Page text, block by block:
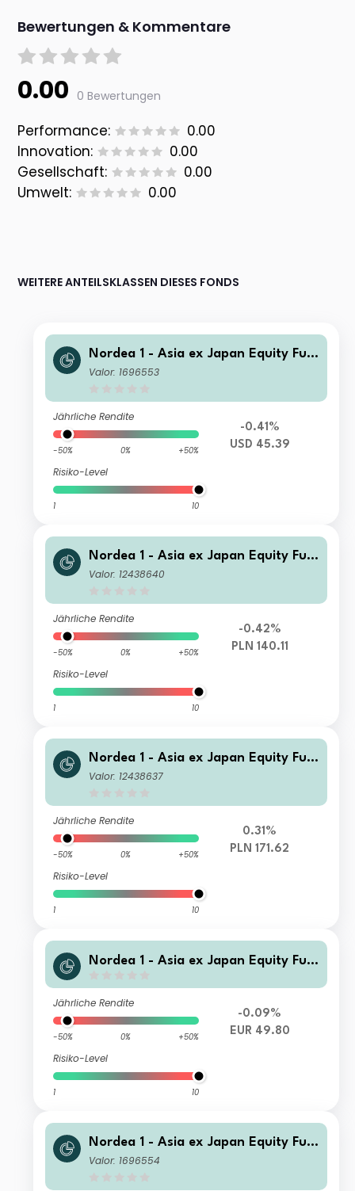
Bewertungen & Kommentare
0.00 0 Bewertungen
Performance:
0.00
Innovation:
0.00
Gesellschaft:
0.00
Umwelt:
0.00
WEITERE ANTEILSKLASSEN DIESES FONDS
Nordea 1 - Asia ex Japan Equity Fun
d E USD
Valor: 1696553
Jährliche Rendite
-50% 0% +50%
Risiko-Level
1 10
-0.41%
USD 45.39
Nordea 1 - Asia ex Japan Equity Fun
d HE PLN
Valor: 12438640
Jährliche Rendite
-50% 0% +50%
Risiko-Level
1 10
-0.42%
PLN 140.11
Nordea 1 - Asia ex Japan Equity Fun
d E PLN
Valor: 12438637
Jährliche Rendite
-50% 0% +50%
Risiko-Level
1 10
0.31%
PLN 171.62
Nordea 1 - Asia ex Japan Equity Fun
Jährliche Rendite
-50% 0% +50%
Risiko-Level
1 10
-0.09%
EUR 49.80
Nordea 1 - Asia ex Japan Equity Fun
d E EUR
Valor: 1696554